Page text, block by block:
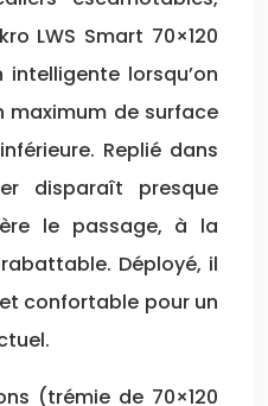
LWS Smart 70×120
lorsqu’on
maximum de surface
Replié dans
disparaît presque
le passage, à la
Déployé, il
confortable pour un
(trémie de 70×120